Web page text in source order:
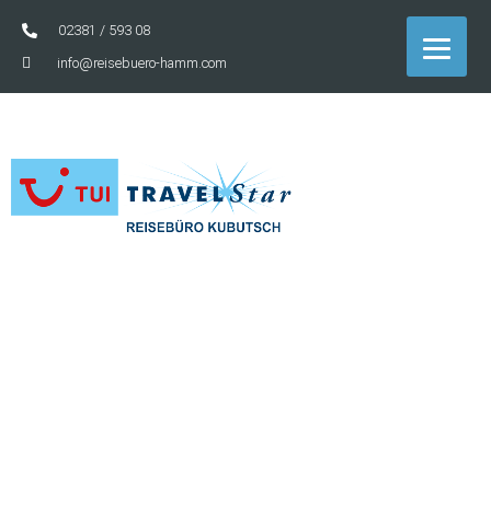
02381 / 593 08
info@reisebuero-hamm.com